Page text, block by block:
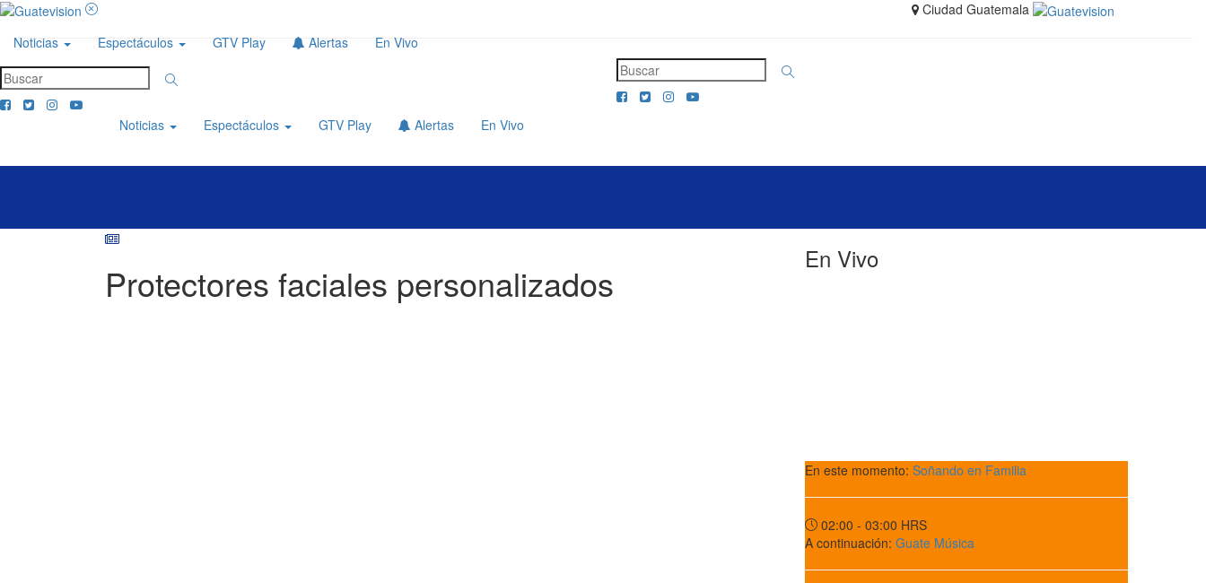
Noticias Espectáculos GTV Play Alertas En Vivo
Ciudad Guatemala
Noticias Espectáculos GTV Play Alertas En Vivo
Protectores faciales personalizados
En Vivo
En este momento: Soñando en Familia
02:00 - 03:00 HRS
A continuación: Guate Música